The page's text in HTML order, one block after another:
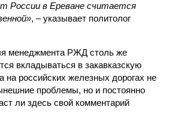
России в Ереване считается
, – указывает политолог
менеджмента РЖД столь же
вкладываться в закавказскую
на российских железных дорогах не
проблемы, но и постоянно
ли здесь свой комментарий